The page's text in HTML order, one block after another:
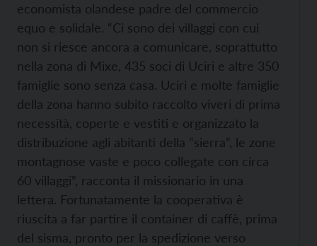
economista olandese padre del commercio
equo e solidale. “Ci sono dei villaggi con cui
non si riesce ancora a comunicare, soprattutto
nella zona di Mixe, 435 soci di Uciri e altre 350
famiglie sono senza casa. Uciri e molte famiglie
della zona hanno subito raccolto viveri di prima
necessità, coperte e vestiti e organizzato la
distribuzione agli abitanti della “sierra”, le zone
montagnose vaste e poco collegate con circa
60 villaggi”, racconta il missionario in una
lettera. Fortunatamente la cooperativa è
riuscita a far partire il container di caffè, prima
del sisma, pronto per la spedizione verso